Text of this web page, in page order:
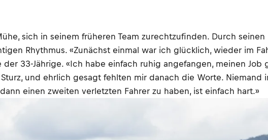
sich in seinem früheren Team zurechtzufinden. Durch seinen
Rhythmus. «Zunächst einmal war ich glücklich, wieder im
33-Jährige. «Ich habe einfach ruhig angefangen, meinen
und ehrlich gesagt fehlten mir danach die Worte. Niemand
einen zweiten verletzten Fahrer zu haben, ist einfach hart.»